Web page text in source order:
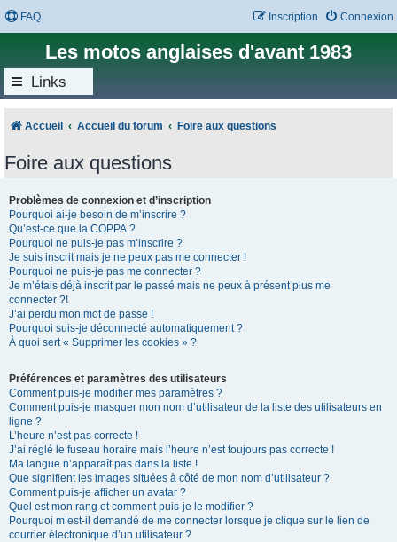
FAQ Connexion
Inscription
Les motos anglaises d'avant 1983
Links
Accueil Accueil du forum Foire aux questions
Foire aux questions
Problèmes de connexion et d’inscription
Pourquoi ai-je besoin de m’inscrire ?
Qu’est-ce que la COPPA ?
Pourquoi ne puis-je pas m’inscrire ?
Je suis inscrit mais je ne peux pas me connecter !
Pourquoi ne puis-je pas me connecter ?
Je m’étais déjà inscrit par le passé mais ne peux à présent plus me
connecter ?!
J’ai perdu mon mot de passe !
Pourquoi suis-je déconnecté automatiquement ?
À quoi sert « Supprimer les cookies » ?
Préférences et paramètres des utilisateurs
Comment puis-je modifier mes paramètres ?
Comment puis-je masquer mon nom d’utilisateur de la liste des utilisateurs en
ligne ?
L’heure n’est pas correcte !
J’ai réglé le fuseau horaire mais l’heure n’est toujours pas correcte !
Ma langue n’apparaît pas dans la liste !
Que signifient les images situées à côté de mon nom d’utilisateur ?
Comment puis-je afficher un avatar ?
Quel est mon rang et comment puis-je le modifier ?
Pourquoi m’est-il demandé de me connecter lorsque je clique sur le lien de
courrier électronique d’un utilisateur ?